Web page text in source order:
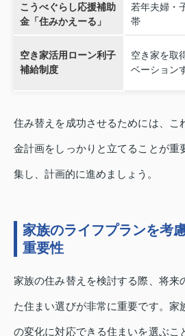
こうべぐらし応援補助
金「住みかえーる」
若年夫婦・
帯
空き家活用ローン利子
補給制度
空き家を取
ベーション
住み替えを成功させるためには、こ
金計画をしっかりと立てることが重
集し、計画的に進めましょう。
家族のライフプランを考
重要性
家族の住み替えを検討する際、将来
た住まい選びが非常に重要です。家
の変化に対応できる住まいを選ぶこ